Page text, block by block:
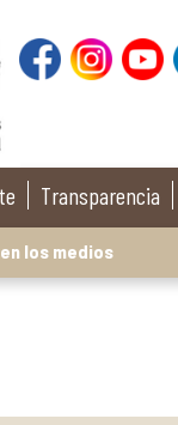
Transparencia
los medios